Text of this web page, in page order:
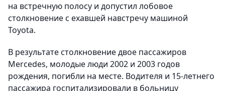
на встречную полосу и допустил лобовое
столкновение с ехавшей навстречу машиной
Toyota.
В результате столкновение двое пассажиров
Mercedes, молодые люди 2002 и 2003 годов
рождения, погибли на месте. Водителя и 15-летнего
пассажира госпитализировали в больницу